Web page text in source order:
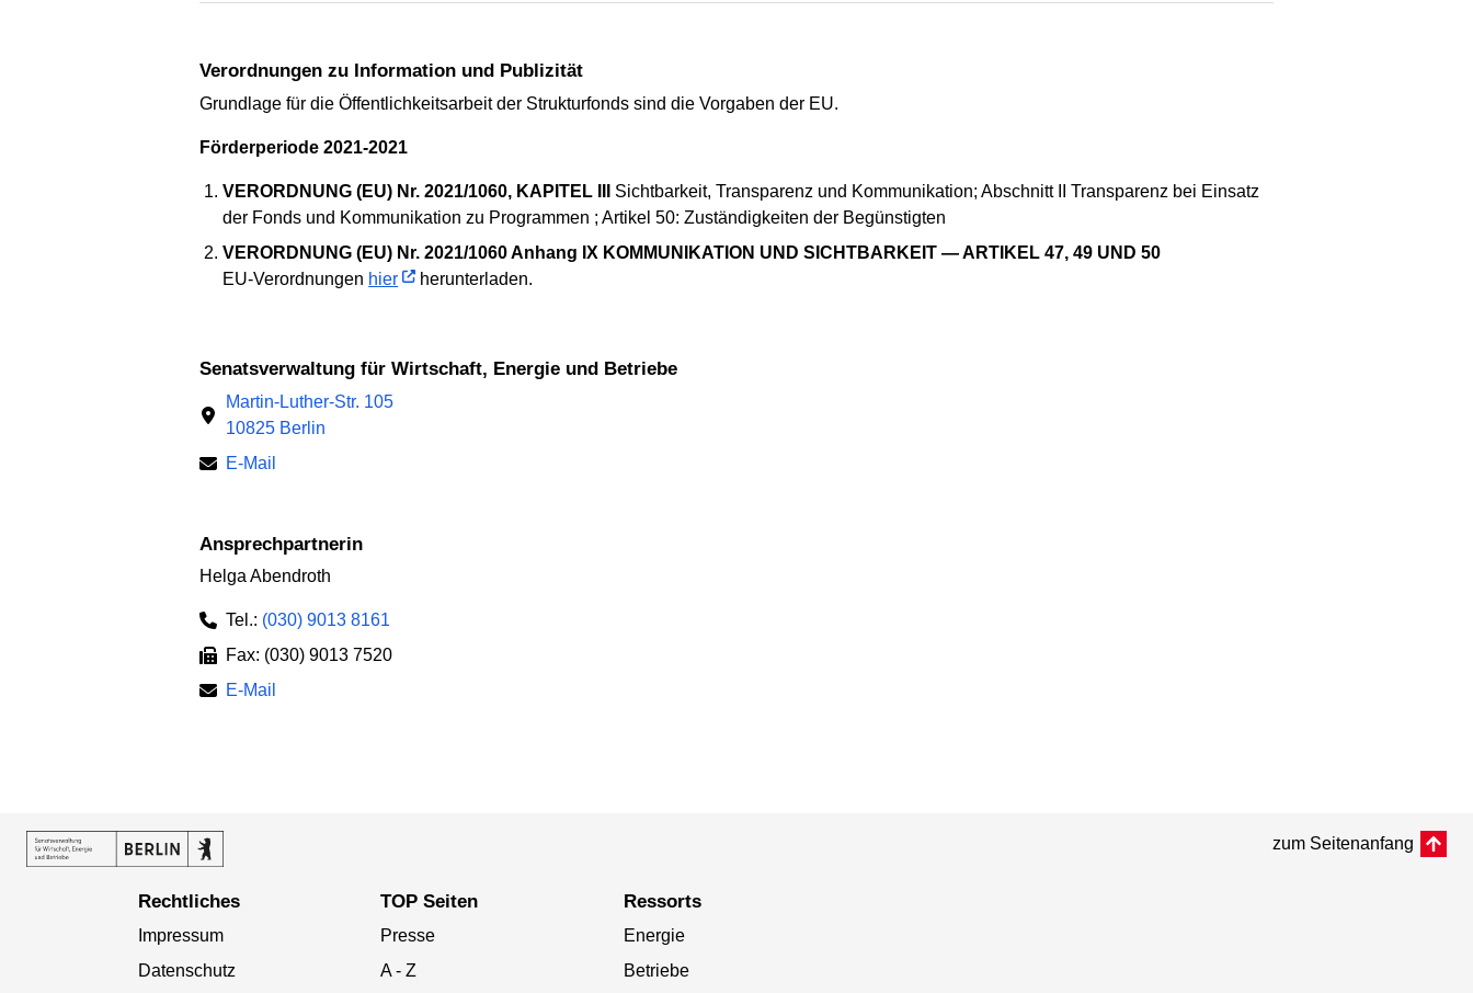
Verordnungen zu Information und Publizität
Grundlage für die Öffentlichkeitsarbeit der Strukturfonds sind die Vorgaben der EU.
Förderperiode 2021-2021
VERORDNUNG (EU) Nr. 2021/1060, KAPITEL III
Sichtbarkeit, Transparenz und Kommunikation; Abschnitt II Transparenz bei Einsatz
der Fonds und Kommunikation zu Programmen ; Artikel 50: Zuständigkeiten der Begünstigten
VERORDNUNG (EU) Nr. 2021/1060 Anhang IX KOMMUNIKATION UND SICHTBARKEIT — ARTIKEL 47, 49 UND 50
EU-Verordnungen hier herunterladen.
Senatsverwaltung für Wirtschaft, Energie und Betriebe
Martin-Luther-Str. 105
10825 Berlin
E-Mail
Ansprechpartnerin
Helga Abendroth
Tel.: (030) 9013 8161
Fax: (030) 9013 7520
E-Mail
zum Seitenanfang
Rechtliches
Impressum
Datenschutz
TOP Seiten
Presse
A - Z
Ressorts
Energie
Betriebe